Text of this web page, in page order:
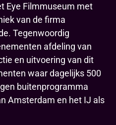
Eye Filmmuseum met
van de firma
Tegenwoordig
afdeling van
en uitvoering van dit
waar dagelijks 500
buitenprogramma
Amsterdam en het IJ als